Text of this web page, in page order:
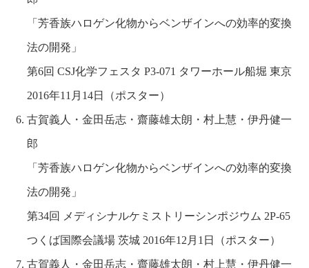
「芳香族ハロゲン化物からベンザインへの効率的変換
法の開発」
第6回 CSJ化学フェスタ P3-071 タワーホール船堀 東京
2016年11月14日（ポスター）
古賀義人・金田岳志・齋藤雄太朗・村上慧・伊丹健一
郎
「芳香族ハロゲン化物からベンザインへの効率的変換
法の開発」
第34回 メディシナルケミストリーシンポジウム 2P-65
つくば国際会議場 茨城 2016年12月1日（ポスター）
古賀義人・金田岳志・齋藤雄太朗・村上慧・伊丹健一